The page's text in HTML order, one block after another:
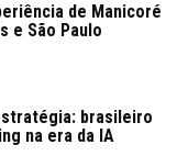
de Manicoré
e São Paulo
brasileiro
na era da IA